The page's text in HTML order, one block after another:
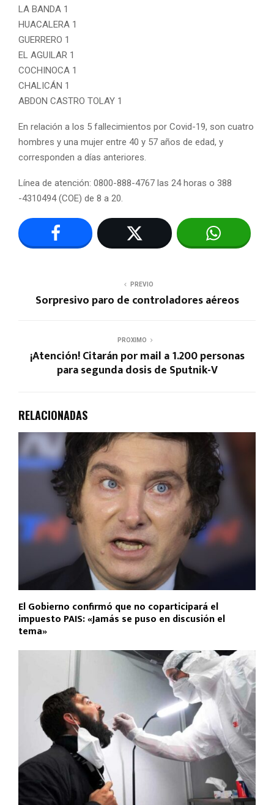
LA BANDA 1
HUACALERA 1
GUERRERO 1
EL AGUILAR 1
COCHINOCA 1
CHALICÁN 1
ABDON CASTRO TOLAY 1
En relación a los 5 fallecimientos por Covid-19, son cuatro
hombres y una mujer entre 40 y 57 años de edad, y
corresponden a días anteriores.
Línea de atención: 0800-888-4767 las 24 horas o 388
-4310494 (COE) de 8 a 20.
PREVIO
Sorpresivo paro de controladores aéreos
PROXIMO
¡Atención! Citarán por mail a 1.200 personas
para segunda dosis de Sputnik-V
RELACIONADAS
El Gobierno confirmó que no coparticipará el
impuesto PAIS: «Jamás se puso en discusión el
tema»